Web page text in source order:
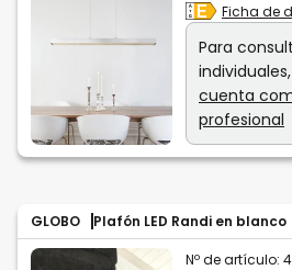
Ficha de
Para
individuales,
cuenta
profesional
GLOBO Plafón LED Randi en blanco
Nº de artículo: